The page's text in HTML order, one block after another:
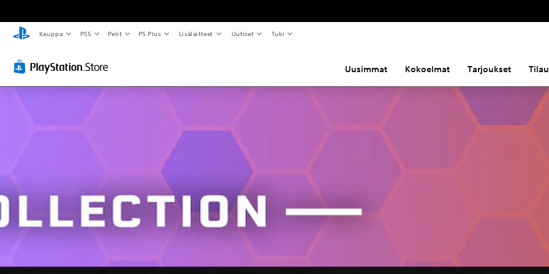
Kauppa PS5 Pelit PS Plus Lisälaitteet Uutiset Tuki
Uusimmat Kokoelmat Tarjoukset